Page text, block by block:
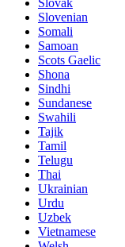
Slovenian
Somali
Samoan
Scots Gaelic
Shona
Sindhi
Sundanese
Swahili
Tajik
Tamil
Telugu
Thai
Ukrainian
Urdu
Uzbek
Vietnamese